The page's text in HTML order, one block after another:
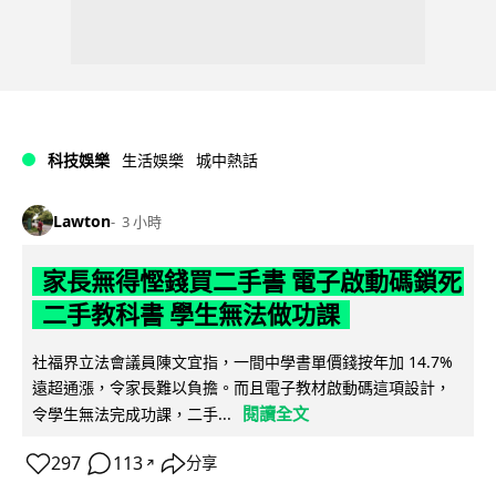
科技娛樂 生活娛樂 城中熱話
Lawton 3 小時
家長無得慳錢買二手書 電子啟動碼鎖死
二手教科書 學生無法做功課
社福界立法會議員陳文宜指，一間中學書單價錢按年加 14.7%
遠超通漲，令家長難以負擔。而且電子教材啟動碼這項設計，
令學生無法完成功課，二手...
閱讀全文
297 113 ↗ 分享